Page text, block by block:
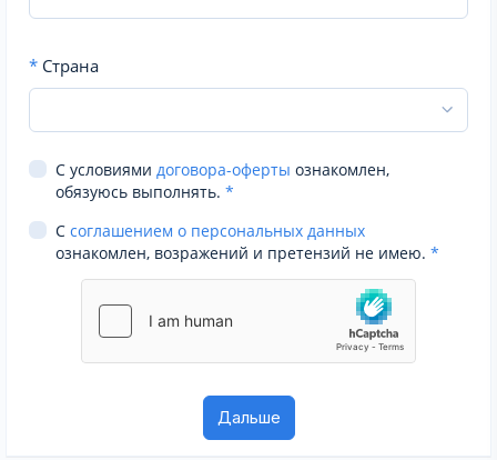
* Страна
С условиями договора-оферты ознакомлен,
обязуюсь выполнять. *
С соглашением о персональных данных
ознакомлен, возражений и претензий не имею. *